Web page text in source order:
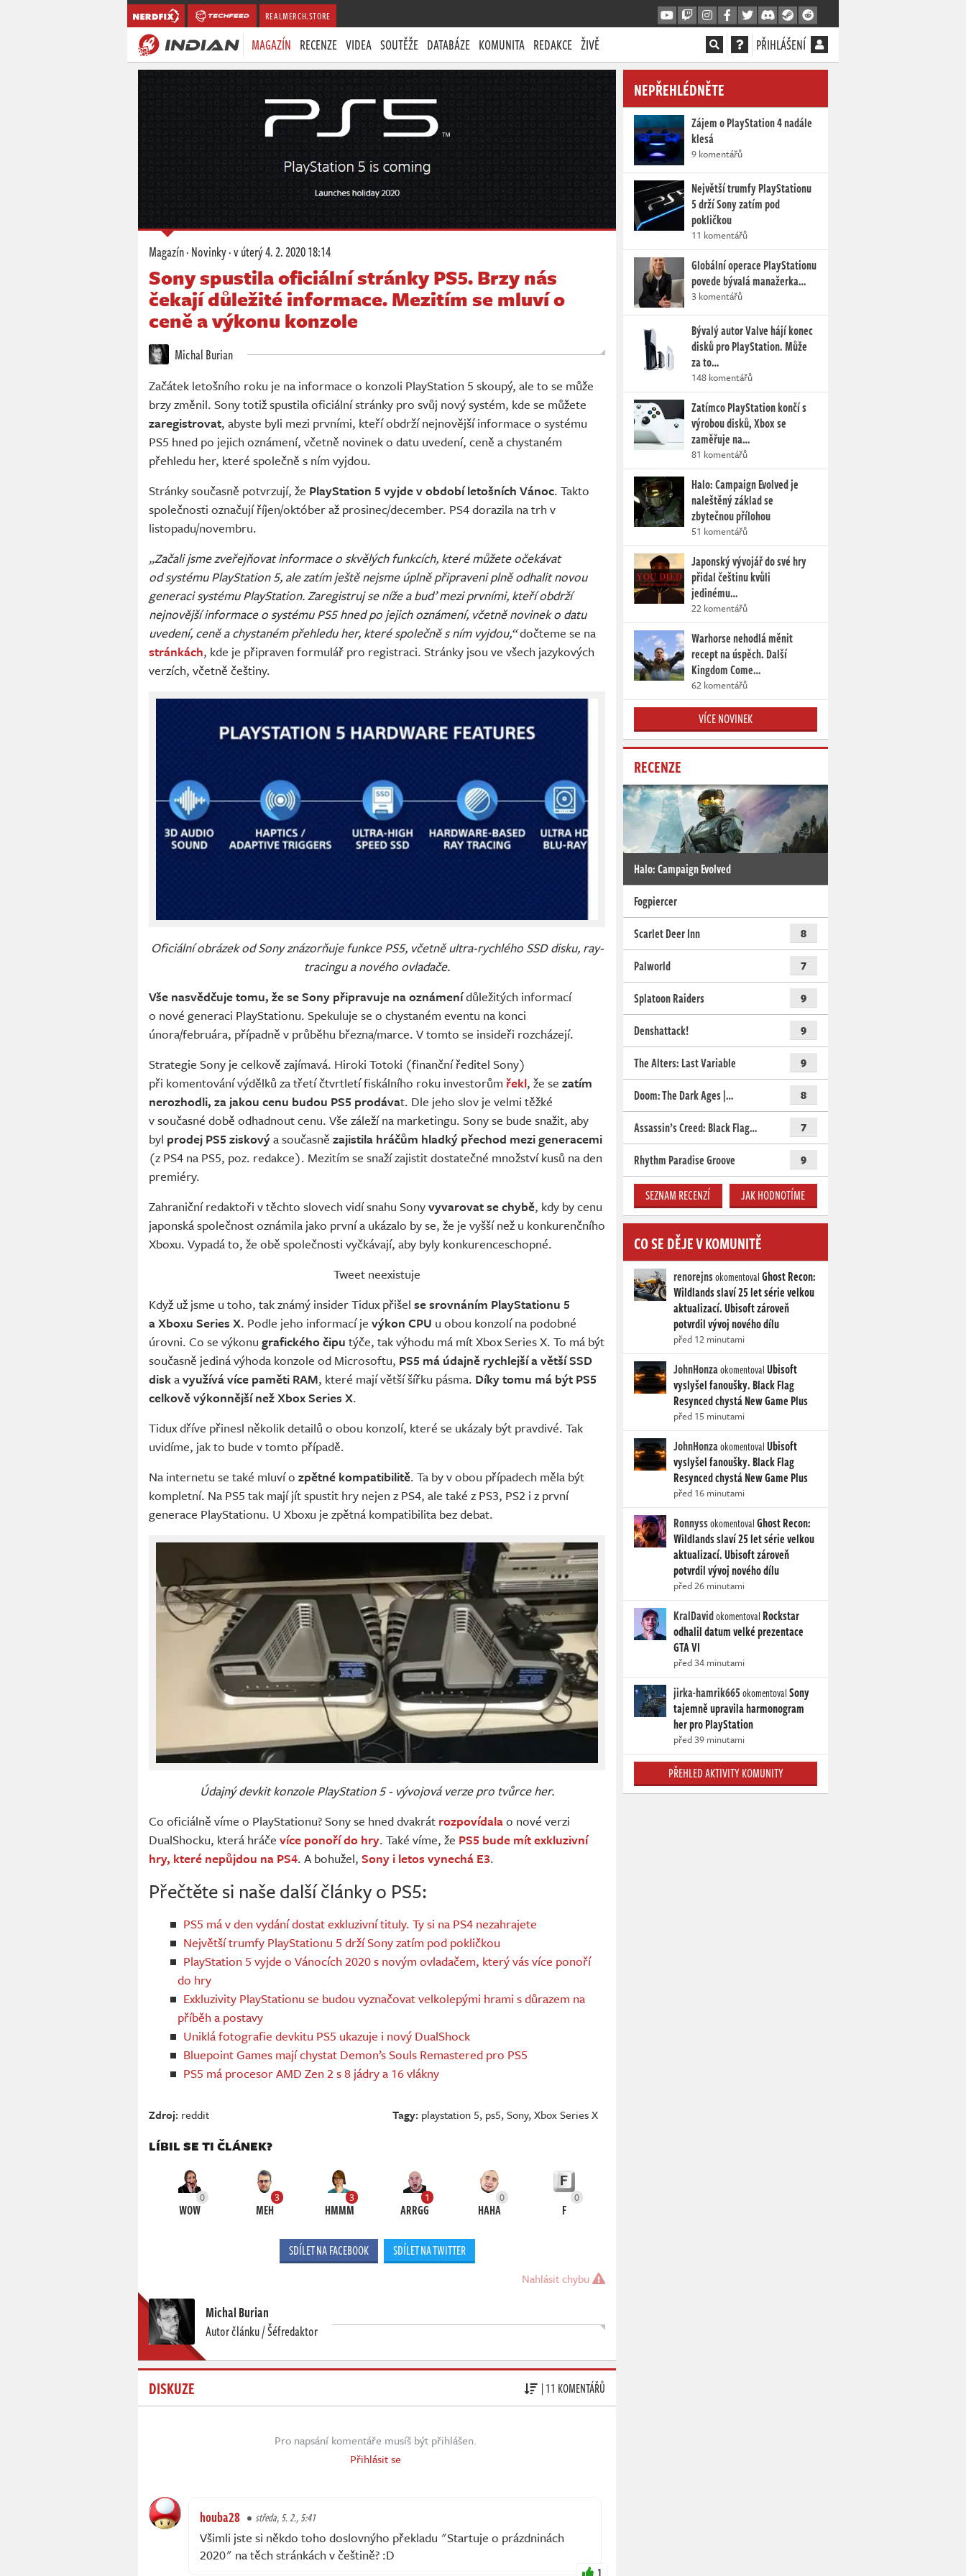
REALMERCH.STORE
MAGAZÍN RECENZE VIDEA SOUTĚŽE DATABÁZE KOMUNITA REDAKCE ŽIVĚ PŘIHLÁŠENÍ
Magazín·Novinky·v úterý4. 2. 2020 18:14
Sony spustila oficiální stránky PS5. Brzy nás
čekají důležité informace. Mezitím se mluví o
ceně a výkonu konzole
Michal Burian
Začátek letošního roku je na informace o konzoli PlayStation 5 skoupý, ale to se může
brzy změnil. Sony totiž spustila oficiální stránky pro svůj nový systém, kde se můžete
zaregistrovat, abyste byli mezi prvními, kteří obdrží nejnovější informace o systému
PS5 hned po jejich oznámení, včetně novinek o datu uvedení, ceně a chystaném
přehledu her, které společně s ním vyjdou.
Stránky současně potvrzují, že PlayStation 5 vyjde v období letošních Vánoc. Takto
společnosti označují říjen/október až prosinec/december. PS4 dorazila na trh v
listopadu/novembru.
„Začali jsme zveřejňovat informace o skvělých funkcích, které můžete očekávat
od systému PlayStation 5, ale zatím ještě nejsme úplně připraveni plně odhalit novou
generaci systému PlayStation. Zaregistruj se níže a buď mezi prvními, kteří obdrží
nejnovější informace o systému PS5 hned po jejich oznámení, včetně novinek o datu
uvedení, ceně a chystaném přehledu her, které společně s ním vyjdou,“dočteme se na
stránkách, kde je připraven formulář pro registraci. Stránky jsou ve všech jazykových
verzích, včetně češtiny.
Oficiální obrázek od Sony znázorňuje funkce PS5, včetně ultra-rychlého SSD disku, ray-
tracingu a nového ovladače.
Vše nasvědčuje tomu, že se Sony připravuje na oznámenídůležitých informací
o nové generaci PlayStationu. Spekuluje se o chystaném eventu na konci
února/februára, případně v průběhu března/marce. V tomto se insideři rozcházejí.
Strategie Sony je celkově zajímavá. Hiroki Totoki (finanční ředitel Sony)
při komentování výdělků za třetí čtvrtletí fiskálního roku investorům řekl, že se zatím
nerozhodli, za jakou cenu budou PS5 prodávat. Dle jeho slov je velmi těžké
v současné době odhadnout cenu. Vše záleží na marketingu. Sony se bude snažit, aby
byl prodej PS5 ziskovýa současně zajistila hráčům hladký přechod mezi generacemi
(z PS4 na PS5, poz. redakce). Mezitím se snaží zajistit dostatečné množství kusů na den
premiéry.
Zahraniční redaktoři v těchto slovech vidí snahu Sonyvyvarovat se chybě, kdy by cenu
japonská společnost oznámila jako první a ukázalo by se, že je vyšší než u konkurenčního
Xboxu. Vypadá to, že obě společnosti vyčkávají, aby byly konkurenceschopné.
Tweet neexistuje
Když už jsme u toho, tak známý insider Tidux přišel se srovnáním PlayStationu 5
a Xboxu Series X. Podle jeho informací je výkon CPU u obou konzolí na podobné
úrovni. Co se výkonu grafického čipu týče, tak výhodu má mít Xbox Series X. To má být
současně jediná výhoda konzole od Microsoftu, PS5 má údajně rychlejší a větší SSD
diskavyužívá více paměti RAM, které mají větší šířku pásma. Díky tomu má být PS5
celkově výkonnější než Xbox Series X.
Tidux dříve přinesl několik detailů o obou konzolí, které se ukázaly být pravdivé. Tak
uvidíme, jak to bude v tomto případě.
Na internetu se také mluví o zpětné kompatibilitě. Ta by v obou případech měla být
kompletní. Na PS5 tak mají jít spustit hry nejen z PS4, ale také z PS3, PS2 i z první
generace PlayStationu. U Xboxu je zpětná kompatibilita bez debat.
Údajný devkit konzole PlayStation 5 - vývojová verze pro tvůrce her.
Co oficiálně víme o PlayStationu? Sony se hned dvakrát rozpovídalao nové verzi
DualShocku, která hráče více ponoří do hry. Také víme, že PS5 bude mít exkluzivní
hry, které nepůjdou na PS4. A bohužel, Sony i letos vynechá E3.
Přečtěte si naše další články o PS5:
PS5 má v den vydání dostat exkluzivní tituly. Ty si na PS4 nezahrajete
Největší trumfy PlayStationu 5 drží Sony zatím pod pokličkou
PlayStation 5 vyjde o Vánocích 2020 s novým ovladačem, který vás více ponoří
do hry
Exkluzivity PlayStationu se budou vyznačovat velkolepými hrami s důrazem na
příběh a postavy
Uniklá fotografie devkitu PS5 ukazuje i nový DualShock
Bluepoint Games mají chystat Demon’s Souls Remastered pro PS5
PS5 má procesor AMD Zen 2 s 8 jádry a 16 vlákny
Zdroj: reddit Tagy: playstation 5, ps5,Sony,Xbox Series X
LÍBIL SE TI ČLÁNEK?
0
WOW
3
MEH
3
HMMM
1
ARRGG
0
HAHA
0
F
SDÍLET NA FACEBOOK SDÍLET NA TWITTER
Nahlásit chybu
Michal Burian
Autor článku / Šéfredaktor
DISKUZE | 11 KOMENTÁŘŮ
Pro napsání komentáře musíš být přihlášen.
Přihlásit se
houba28 středa, 5. 2., 5:41
Všimli jste si někdo toho doslovnýho překladu "Startuje o prázdninách
2020" na těch stránkách v češtině? :D
1
NEPŘEHLÉDNĚTE
Zájem o PlayStation 4 nadále
klesá
9 komentářů
Největší trumfy PlayStationu
5 drží Sony zatím pod
pokličkou
11 komentářů
Globální operace PlayStationu
povede bývalá manažerka…
3 komentářů
Bývalý autor Valve hájí konec
disků pro PlayStation. Může
za to…
148 komentářů
Zatímco PlayStation končí s
výrobou disků, Xbox se
zaměřuje na…
81 komentářů
Halo: Campaign Evolved je
naleštěný základ se
zbytečnou přílohou
51 komentářů
Japonský vývojář do své hry
přidal češtinu kvůli
jedinému…
22 komentářů
Warhorse nehodlá měnit
recept na úspěch. Další
Kingdom Come…
62 komentářů
VÍCE NOVINEK
RECENZE
Halo: Campaign Evolved
Fogpiercer
Scarlet Deer Inn
8
Palworld 7
Splatoon Raiders 9
Denshattack! 9
The Alters: Last Variable 9
Doom: The Dark Ages |… 8
Assassin’s Creed: Black Flag… 7
Rhythm Paradise Groove 9
SEZNAM RECENZÍ JAK HODNOTÍME
CO SE DĚJE V KOMUNITĚ
renorejnsokomentovalGhost Recon:
Wildlands slaví 25 let série velkou
aktualizací. Ubisoft zároveň
potvrdil vývoj nového dílu
před 12 minutami
JohnHonzaokomentovalUbisoft
vyslyšel fanoušky. Black Flag
Resynced chystá New Game Plus
před 15 minutami
JohnHonzaokomentovalUbisoft
vyslyšel fanoušky. Black Flag
Resynced chystá New Game Plus
před 16 minutami
RonnyssokomentovalGhost Recon:
Wildlands slaví 25 let série velkou
aktualizací. Ubisoft zároveň
potvrdil vývoj nového dílu
před 26 minutami
KralDavidokomentoval Rockstar
odhalil datum velké prezentace
GTA VI
před 34 minutami
jirka-hamrik665okomentovalSony
tajemně upravila harmonogram
her pro PlayStation
před 39 minutami
PŘEHLED AKTIVITY KOMUNITY